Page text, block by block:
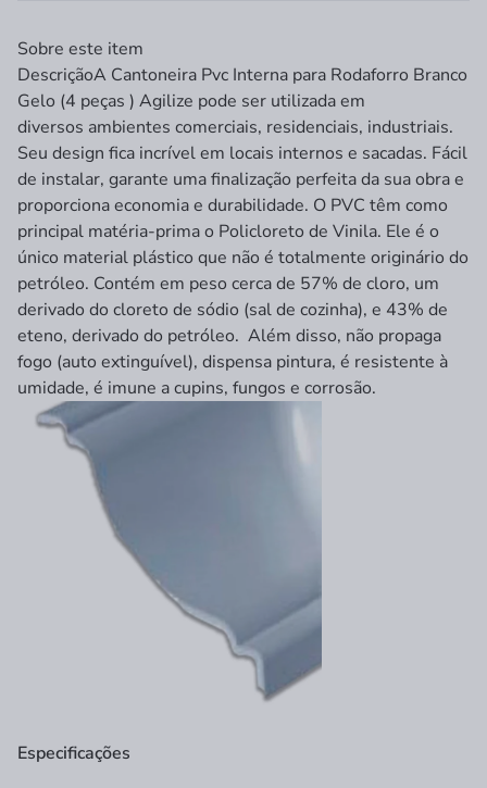
Sobre este item
DescriçãoA Cantoneira Pvc Interna para Rodaforro Branco
Gelo (4 peças ) Agilize pode ser utilizada em
diversos ambientes comerciais, residenciais, industriais.
Seu design fica incrível em locais internos e sacadas. Fácil
de instalar, garante uma finalização perfeita da sua obra e
proporciona economia e durabilidade. O PVC têm como
principal matéria-prima o Policloreto de Vinila. Ele é o
único material plástico que não é totalmente originário do
petróleo. Contém em peso cerca de 57% de cloro, um
derivado do cloreto de sódio (sal de cozinha), e 43% de
eteno, derivado do petróleo. Além disso, não propaga
fogo (auto extinguível), dispensa pintura, é resistente à
umidade, é imune a cupins, fungos e corrosão.
Especificações